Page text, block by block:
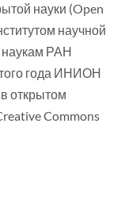
науки (Open
научной
РАН
года ИНИОН
открытом
Commons